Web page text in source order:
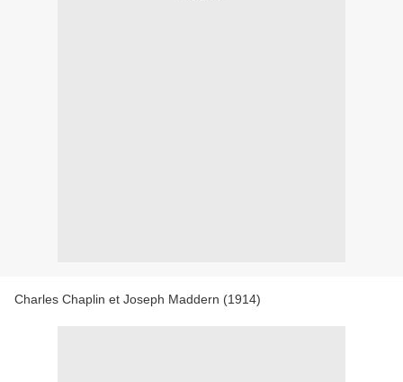
Charles Chaplin et Joseph Maddern (1914)